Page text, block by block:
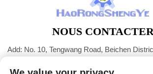
NOUS CONTACTER
Add: No. 10, Tengwang Road, Beichen